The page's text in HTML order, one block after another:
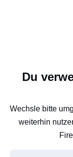
Du
Wechsle bitte
weiterhin